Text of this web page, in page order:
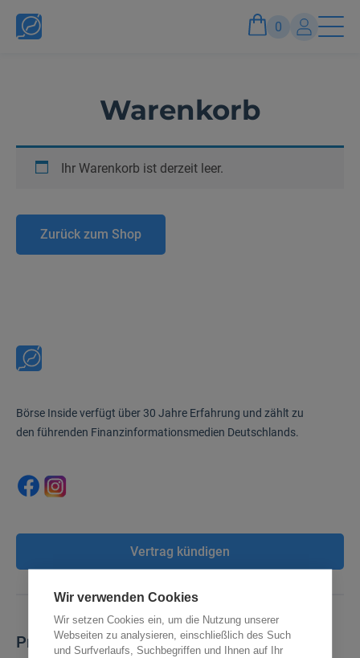
0
Anmelden und Vorteile genießen
Warenkorb
Ihr Warenkorb ist derzeit leer.
Zurück zum Shop
Börse Inside verfügt über 30 Jahre Erfahrung und zählt zu
den führenden Finanzinformationsmedien Deutschlands.
Vertrag kündigen
Produkte Börse Inside
Wir verwenden Cookies
Wir setzen Cookies ein, um die Nutzung unserer
Webseiten zu analysieren, einschließlich des Such
und Surfverlaufs, Suchbegriffen und Ihnen auf Ihr